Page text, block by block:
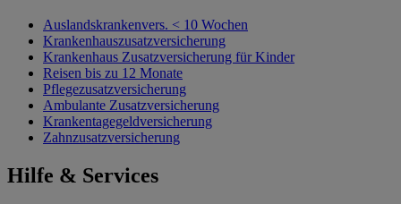
Auslandskrankenvers. < 10 Wochen
Krankenhauszusatzversicherung
Krankenhaus Zusatzversicherung für Kinder
Reisen bis zu 12 Monate
Pflegezusatzversicherung
Ambulante Zusatzversicherung
Krankentagegeldversicherung
Zahnzusatzversicherung
Hilfe & Services